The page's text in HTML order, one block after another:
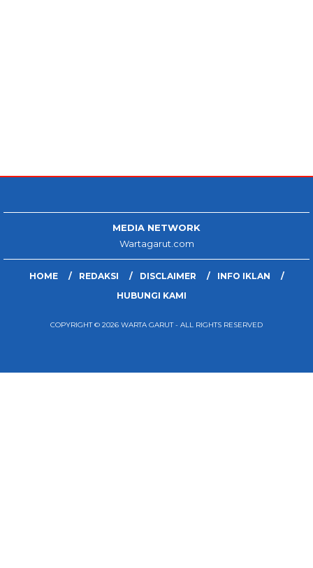
MEDIA NETWORK
Wartagarut.com
HOME REDAKSI DISCLAIMER
INFO IKLAN
HUBUNGI KAMI
COPYRIGHT © 2026 WARTA GARUT - ALL RIGHTS RESERVED